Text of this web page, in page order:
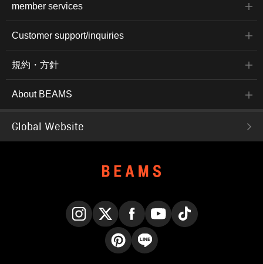
member services
Customer support/inquiries
規約・方針
About BEAMS
Global Website